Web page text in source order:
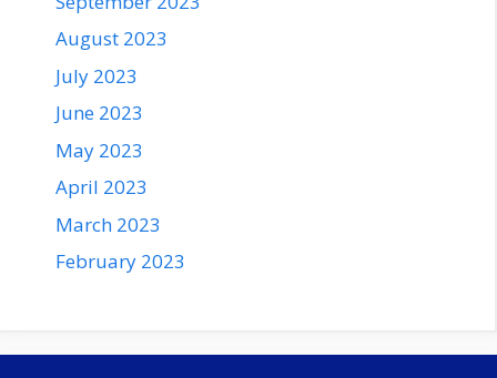
August 2023
July 2023
June 2023
May 2023
April 2023
March 2023
February 2023